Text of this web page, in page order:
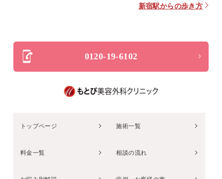
新宿駅からの歩き方
0120-19-6102
トップページ 施術一覧
料金一覧 相談の流れ